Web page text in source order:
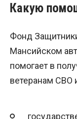
Какую
Фонд
Мансийском
помогает в
ветеранам СВО